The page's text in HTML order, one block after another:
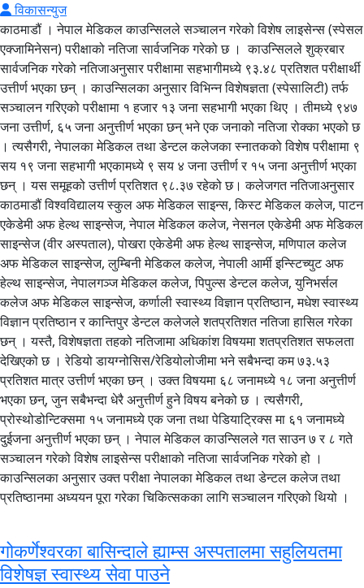
विकासन्युज
काठमाडौं । नेपाल मेडिकल काउन्सिलले सञ्चालन गरेको विशेष लाइसेन्स (स्पेसल
एक्जामिनेसन) परीक्षाको नतिजा सार्वजनिक गरेको छ । काउन्सिलले शुक्रबार
सार्वजनिक गरेको नतिजाअनुसार परीक्षामा सहभागीमध्ये ९३.४८ प्रतिशत परीक्षार्थी
उत्तीर्ण भएका छन् । काउन्सिलका अनुसार विभिन्न विशेषज्ञता (स्पेसालिटी) तर्फ
सञ्चालन गरिएको परीक्षामा १ हजार १३ जना सहभागी भएका थिए । तीमध्ये ९४७
जना उत्तीर्ण, ६५ जना अनुत्तीर्ण भएका छन् भने एक जनाको नतिजा रोक्का भएको छ
। त्यसैगरी, नेपालका मेडिकल तथा डेन्टल कलेजका स्नातकको विशेष परीक्षामा ९
सय १९ जना सहभागी भएकामध्ये ९ सय ४ जना उत्तीर्ण र १५ जना अनुत्तीर्ण भएका
छन् । यस समूहको उत्तीर्ण प्रतिशत ९८.३७ रहेको छ। कलेजगत नतिजाअनुसार
काठमाडौं विश्वविद्यालय स्कुल अफ मेडिकल साइन्स, किस्ट मेडिकल कलेज, पाटन
एकेडेमी अफ हेल्थ साइन्सेज, नेपाल मेडिकल कलेज, नेसनल एकेडेमी अफ मेडिकल
साइन्सेज (वीर अस्पताल), पोखरा एकेडेमी अफ हेल्थ साइन्सेज, मणिपाल कलेज
अफ मेडिकल साइन्सेज, लुम्बिनी मेडिकल कलेज, नेपाली आर्मी इन्स्टिच्युट अफ
हेल्थ साइन्सेज, नेपालगञ्ज मेडिकल कलेज, पिपुल्स डेन्टल कलेज, युनिभर्सल
कलेज अफ मेडिकल साइन्सेज, कर्णाली स्वास्थ्य विज्ञान प्रतिष्ठान, मधेश स्वास्थ्य
विज्ञान प्रतिष्ठान र कान्तिपुर डेन्टल कलेजले शतप्रतिशत नतिजा हासिल गरेका
छन् । यस्तै, विशेषज्ञता तहको नतिजामा अधिकांश विषयमा शतप्रतिशत सफलता
देखिएको छ । रेडियो डायग्नोसिस/रेडियोलोजीमा भने सबैभन्दा कम ७३.५३
प्रतिशत मात्र उत्तीर्ण भएका छन् । उक्त विषयमा ६८ जनामध्ये १८ जना अनुत्तीर्ण
भएका छन्, जुन सबैभन्दा धेरै अनुत्तीर्ण हुने विषय बनेको छ । त्यसैगरी,
प्रोस्थोडोन्टिक्समा १५ जनामध्ये एक जना तथा पेडियाट्रिक्स मा ६१ जनामध्ये
दुईजना अनुत्तीर्ण भएका छन् । नेपाल मेडिकल काउन्सिलले गत साउन ७ र ८ गते
सञ्चालन गरेको विशेष लाइसेन्स परीक्षाको नतिजा सार्वजनिक गरेको हो ।
काउन्सिलका अनुसार उक्त परीक्षा नेपालका मेडिकल तथा डेन्टल कलेज तथा
प्रतिष्ठानमा अध्ययन पूरा गरेका चिकित्सकका लागि सञ्चालन गरिएको थियो ।
गोकर्णेश्वरका बासिन्दाले ह्याम्स अस्पतालमा सहुलियतमा
विशेषज्ञ स्वास्थ्य सेवा पाउने